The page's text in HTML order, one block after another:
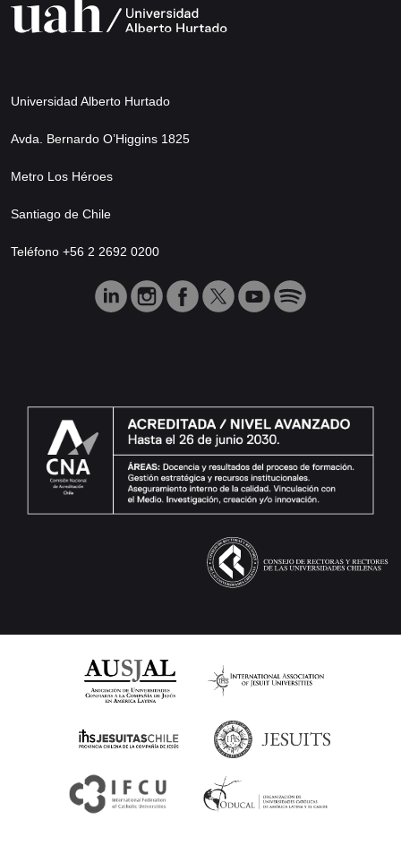
Universidad Alberto Hurtado
Avda. Bernardo O’Higgins 1825
Metro Los Héroes
Santiago de Chile
Teléfono +56 2 2692 0200